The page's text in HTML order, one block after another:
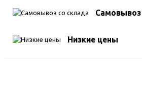
Самовывоз
Низкие цены